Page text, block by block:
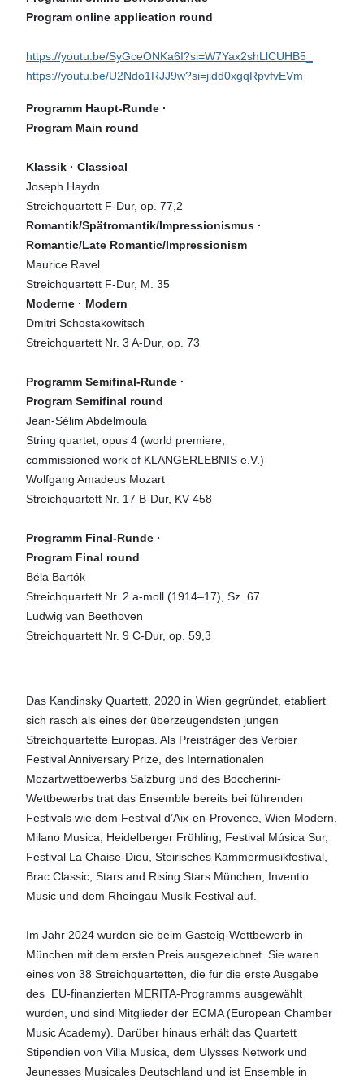
Program online application round
https://youtu.be/SyGceONKa6I?si=W7Yax2shLlCUHB5_
https://youtu.be/U2Ndo1RJJ9w?si=jidd0xgqRpvfvEVm
Programm Haupt-Runde ·
Program Main round
Klassik · Classical
Joseph Haydn
Streichquartett F-Dur, op. 77,2
Romantik/Spätromantik/Impressionismus ·
Romantic/Late Romantic/Impressionism
Maurice Ravel
Streichquartett F-Dur, M. 35
Moderne · Modern
Dmitri Schostakowitsch
Streichquartett Nr. 3 A-Dur, op. 73
Programm Semifinal-Runde ·
Program Semifinal round
Jean-Sélim Abdelmoula
String quartet, opus 4 (world premiere,
commissioned work of KLANGERLEBNIS e.V.)
Wolfgang Amadeus Mozart
Streichquartett Nr. 17 B-Dur, KV 458
Programm Final-Runde ·
Program Final round
Béla Bartók
Streichquartett Nr. 2 a-moll (1914–17), Sz. 67
Ludwig van Beethoven
Streichquartett Nr. 9 C-Dur, op. 59,3
Das Kandinsky Quartett, 2020 in Wien gegründet, etabliert
sich rasch als eines der überzeugendsten jungen
Streichquartette Europas. Als Preisträger des Verbier
Festival Anniversary Prize, des Internationalen
Mozartwettbewerbs Salzburg und des Boccherini-
Wettbewerbs trat das Ensemble bereits bei führenden
Festivals wie dem Festival d’Aix-en-Provence, Wien Modern,
Milano Musica, Heidelberger Frühling, Festival Música Sur,
Festival La Chaise-Dieu, Steirisches Kammermusikfestival,
Brac Classic, Stars and Rising Stars München, Inventio
Music und dem Rheingau Musik Festival auf.
Im Jahr 2024 wurden sie beim Gasteig-Wettbewerb in
München mit dem ersten Preis ausgezeichnet. Sie waren
eines von 38 Streichquartetten, die für die erste Ausgabe
des EU-finanzierten MERITA-Programms ausgewählt
wurden, und sind Mitglieder der ECMA (European Chamber
Music Academy). Darüber hinaus erhält das Quartett
Stipendien von Villa Musica, dem Ulysses Network und
Jeunesses Musicales Deutschland und ist Ensemble in